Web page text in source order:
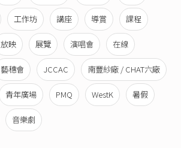
工作坊 講座 導賞 課程
放映 展覽 演唱會 在線
藝穗會 JCCAC 南豐紗廠 / CHAT六廠
青年廣場 PMQ WestK 暑假
音樂劇